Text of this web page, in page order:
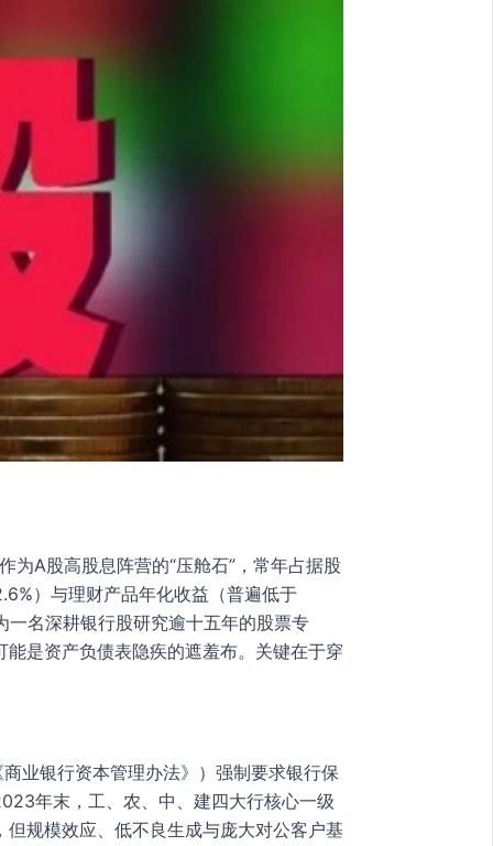
为A股高股息阵营的“压舱石”，常年占据股
）与理财产品年化收益（普遍低于
名深耕银行股研究逾十五年的股票专
是资产负债表隐疾的遮羞布。关键在于穿
业银行资本管理办法》）强制要求银行保
年末，工、农、中、建四大行核心一级
规模效应、低不良生成与庞大对公客户基